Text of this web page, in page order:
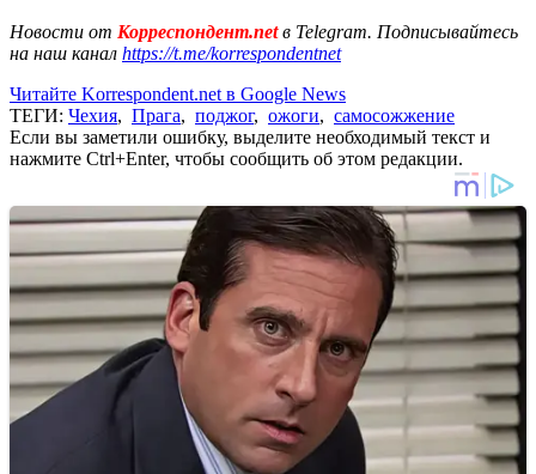
Новости от Корреспондент.netв Telegram. Подписывайтесь
на наш канал https://t.me/korrespondentnet
Читайте Korrespondent.net в Google News
ТЕГИ: Чехия, Прага, поджог, ожоги, самосожжение
Если вы заметили ошибку, выделите необходимый текст и
нажмите Ctrl+Enter, чтобы сообщить об этом редакции.